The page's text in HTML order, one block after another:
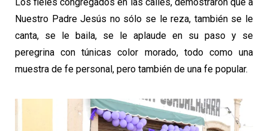
Los fieles congregados en las calles, demostraron que a
Nuestro Padre Jesús no sólo se le reza, también se le
canta, se le baila, se le aplaude en su paso y se
peregrina con túnicas color morado, todo como una
muestra de fe personal, pero también de una fe popular.